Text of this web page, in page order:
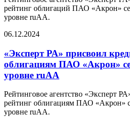
рейтинг облигаций ПАО «Акрон»
уровне ruAA.
06.12.2024
«Эксперт РА» присвоил
облигациям ПАО «Акрон»
уровне ruAA
Рейтинговое агентство «Эксперт
рейтинг облигациям ПАО «Акрон»
уровне ruAA.